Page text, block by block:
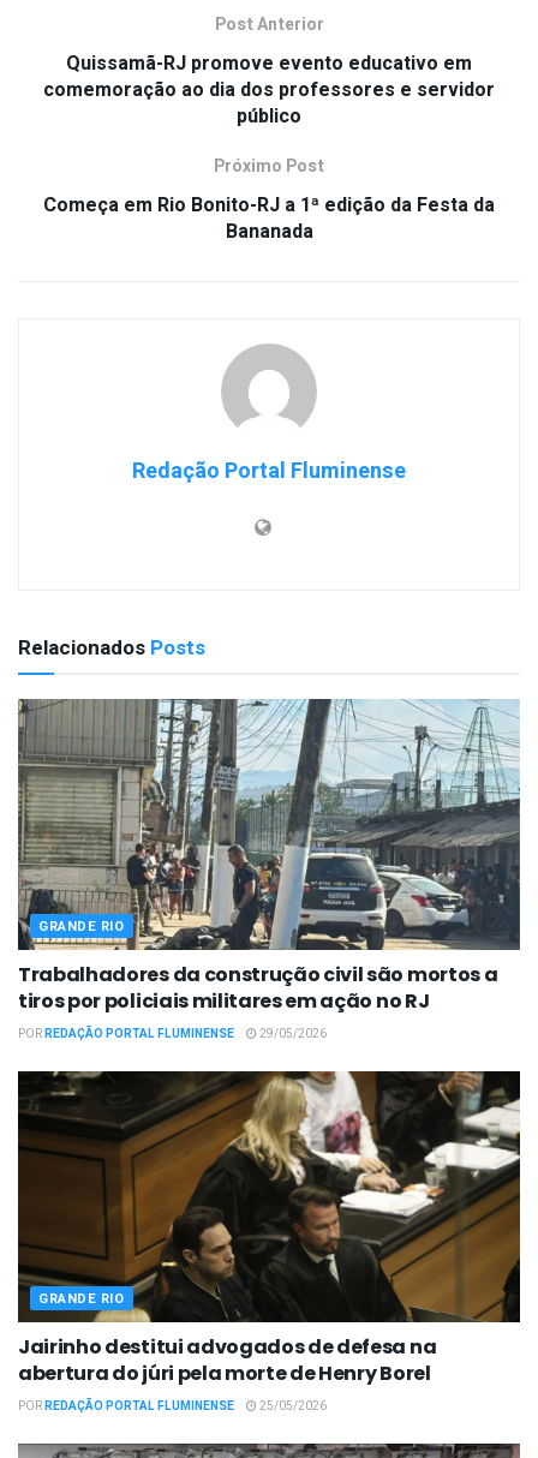
Post Anterior
Quissamã-RJ promove evento educativo em
comemoração ao dia dos professores e servidor
público
Próximo Post
Começa em Rio Bonito-RJ a 1ª edição da Festa da
Bananada
Redação Portal Fluminense
Relacionados Posts
GRANDE RIO
Trabalhadores da construção civil são mortos a
tiros por policiais militares em ação no RJ
PORREDAÇÃO PORTAL FLUMINENSE 29/05/2026
GRANDE RIO
Jairinho destitui advogados de defesa na
abertura do júri pela morte de Henry Borel
PORREDAÇÃO PORTAL FLUMINENSE 25/05/2026